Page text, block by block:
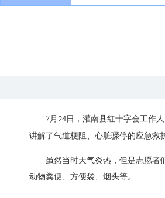
7月 24 日 ， 灌南县红十字会工作
讲解了气道梗阻、心脏骤停的应急救
虽然当时天气炎热 ， 但是志愿者
动物粪便、方便袋、烟头等。